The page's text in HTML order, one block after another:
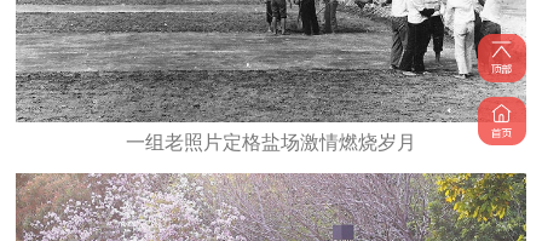
一组老照片定格盐场激情燃烧岁月